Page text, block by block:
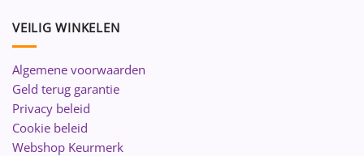
VEILIG WINKELEN
Algemene voorwaarden
Geld terug garantie
Privacy beleid
Cookie beleid
Webshop Keurmerk